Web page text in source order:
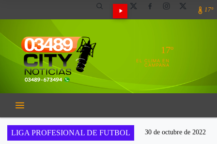
17º
17º
EL CLIMA EN
CAMPANA
LIGA PROFESIONAL DE FUTBOL 30 de octubre de 2022